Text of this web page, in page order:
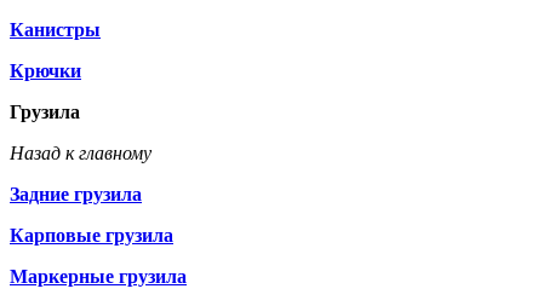
Канистры
Крючки
Грузила
Назад к главному
Задние грузила
Карповые грузила
Маркерные грузила